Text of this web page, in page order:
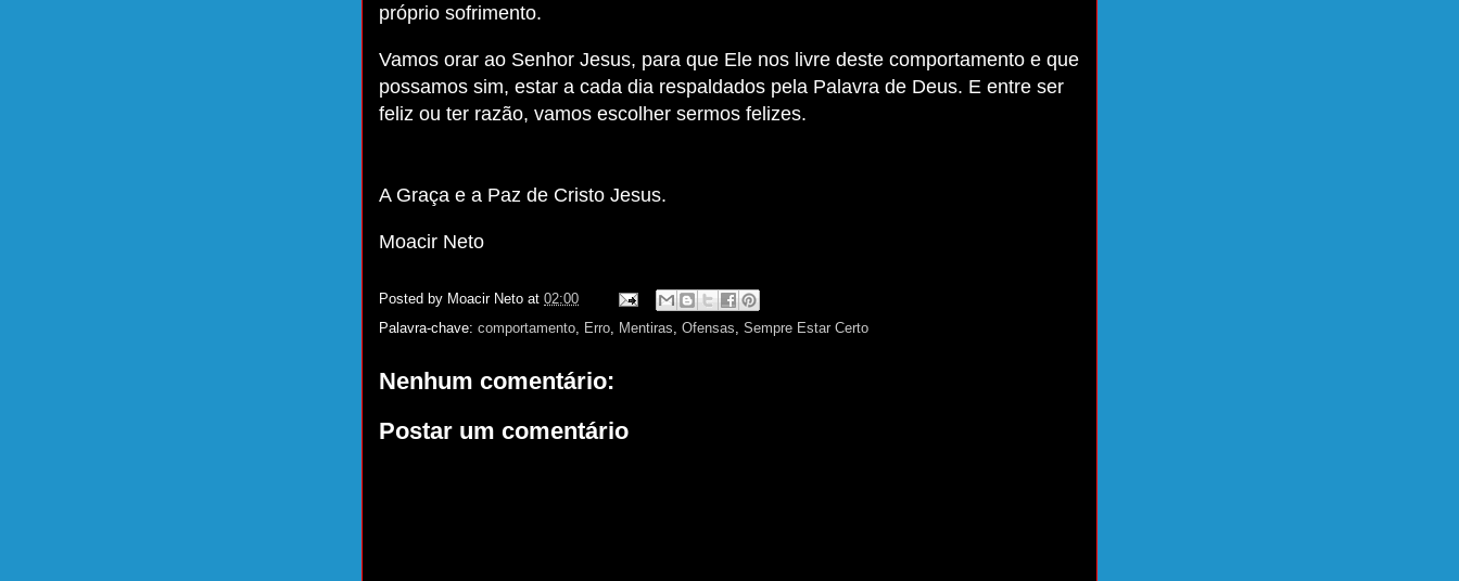
próprio sofrimento.
Vamos orar ao Senhor Jesus, para que Ele nos livre deste comportamento e que
possamos sim, estar a cada dia respaldados pela Palavra de Deus. E entre ser
feliz ou ter razão, vamos escolher sermos felizes.
A Graça e a Paz de Cristo Jesus.
Moacir Neto
Posted by Moacir Neto at 02:00
Palavra-chave: comportamento, Erro, Mentiras, Ofensas, Sempre Estar Certo
Nenhum comentário:
Postar um comentário